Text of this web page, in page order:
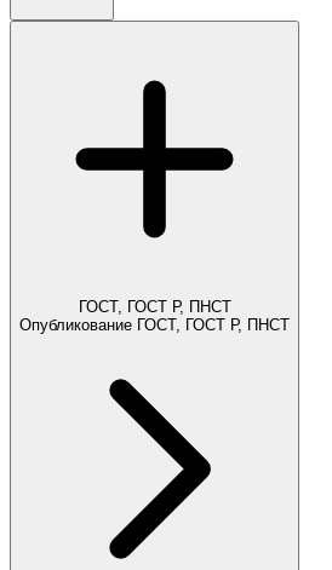
ГОСТ, ГОСТ Р, ПНСТ
Опубликование ГОСТ, ГОСТ Р, ПНСТ